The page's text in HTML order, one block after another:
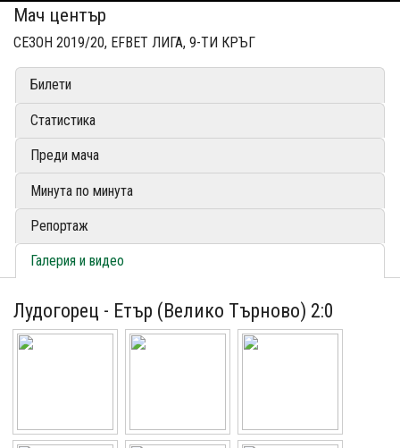
Мач център
СЕЗОН 2019/20, EFBET ЛИГА, 9-ТИ КРЪГ
Билети
Статистика
Преди мача
Минута по минута
Репортаж
Галерия и видео
Лудогорец - Етър (Велико Търново) 2:0